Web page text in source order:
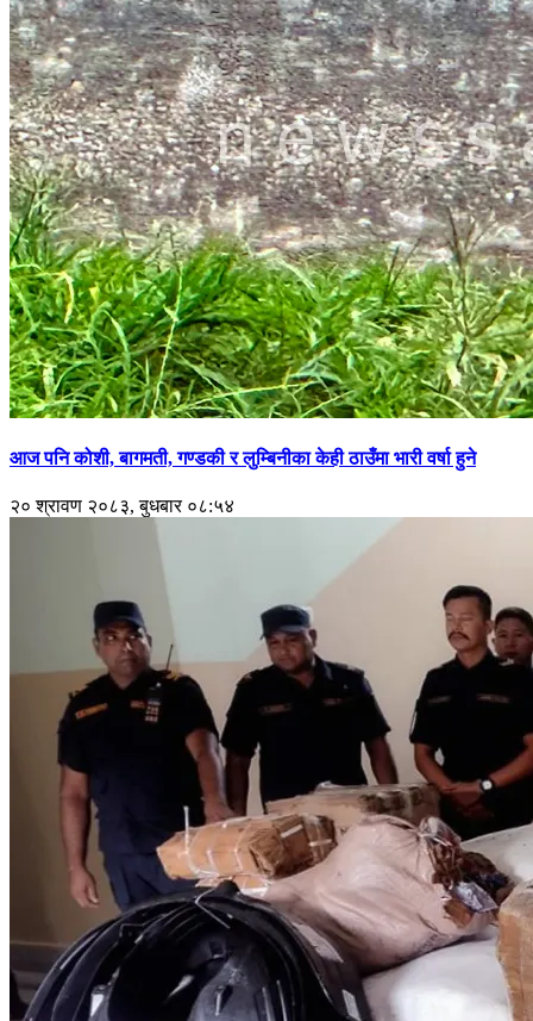
आज पनि कोशी, बागमती, गण्डकी र लुम्बिनीका केही ठाउँमा भारी वर्षा हुने
२० श्रावण २०८३, बुधबार ०८:५४